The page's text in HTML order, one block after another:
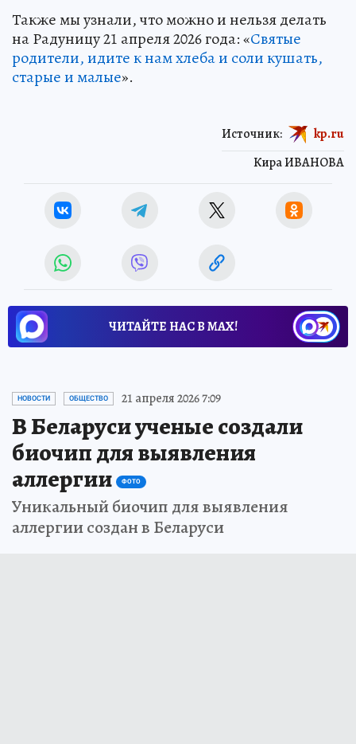
Также мы узнали, что можно и нельзя делать
на Радуницу 21 апреля 2026 года: «Святые
родители, идите к нам хлеба и соли кушать,
старые и малые».
Кира ИВАНОВА
Источник: kp.ru
ЧИТАЙТЕ НАС В МАХ!
НОВОСТИ ОБЩЕСТВО 21 апреля 2026 7:09
В Беларуси ученые создали
биочип для выявления
аллергии
ФОТО
Уникальный биочип для выявления
аллергии создан в Беларуси